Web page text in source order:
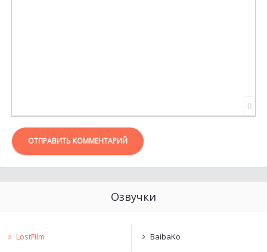
0
ОТПРАВИТЬ КОММЕНТАРИЙ
Озвучки
LostFilm BaibaKo